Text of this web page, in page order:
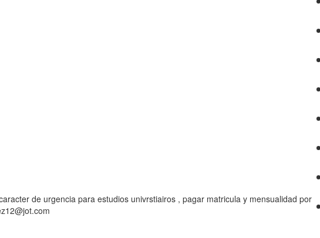
de urgencia para estudios univrstiairos , pagar matricula y mensualidad por